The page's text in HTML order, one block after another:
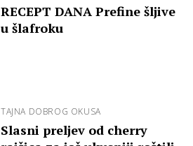
RECEPT DANA Prefine šljive
u šlafroku
TAJNA DOBROG OKUSA
Slasni preljev od cherry